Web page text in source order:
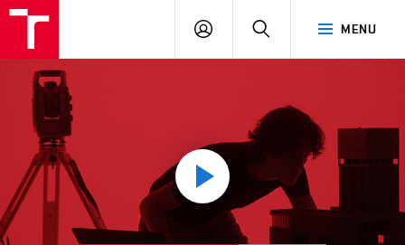
MENU
PŘIHLÁSIT
Přehrát